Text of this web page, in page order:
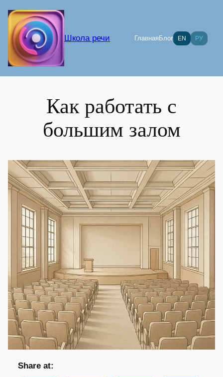
содержимому
Школа речи ГлавнаяБлог EN РУ
Как работать с
большим залом
Share at: